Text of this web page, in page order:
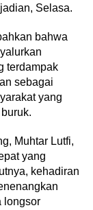
Selasa.
bahwa
terdampak
sebagai
yang
Muhtar Lutfi,
yang
kehadiran
longsor